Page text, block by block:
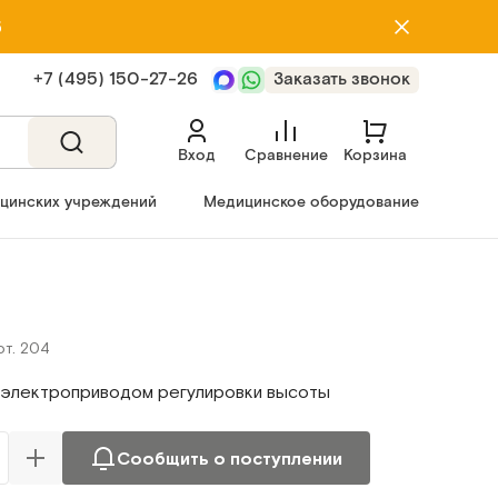
+7 (495) 150‑27‑26 Заказать звонок
Вход Сравнение Корзина
учреждений Медицинское оборудование
204
регулировки высоты
Сообщить о поступлении